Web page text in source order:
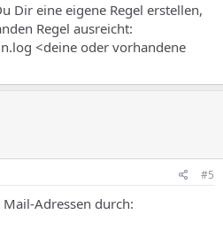
Dir eine eigene Regel erstellen,
Regel ausreicht:
<deine oder vorhandene
#5
Adressen durch: